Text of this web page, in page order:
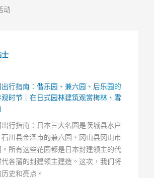
动
士
出行指南：偕乐园、兼六园、后乐园的
时节｜在日式园林建筑观赏梅林、雪
行指南：日本三大名园是茨城县水户
川县金泽市的兼六园、冈山县冈山市
所有这些花园都是日本封建领主的代
各藩的封建领主建造。这次，我们将
史和亮点。